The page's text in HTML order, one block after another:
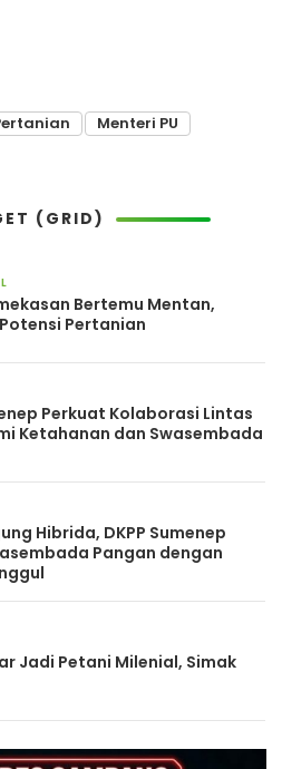
Menteri PU
(GRID)
Bertemu Mentan,
Pertanian
Perkuat Kolaborasi Lintas
Ketahanan dan Swasembada
Hibrida, DKPP Sumenep
Pangan dengan
Jadi Petani Milenial, Simak